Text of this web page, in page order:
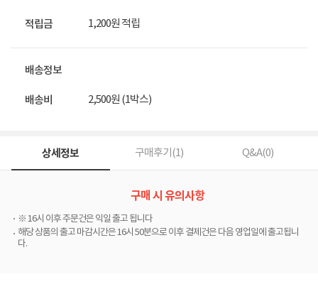
적립금 1,200원 적립
배송정보
배송비 2,500원 (1박스)
상세정보 구매후기(1) Q&A(0)
구매 시 유의사항
※ 16시 이후 주문건은 익일 출고 됩니다
해당 상품의 출고 마감시간은 16시 50분으로 이후 결제건은 다음 영업일에 출고됩니
다.